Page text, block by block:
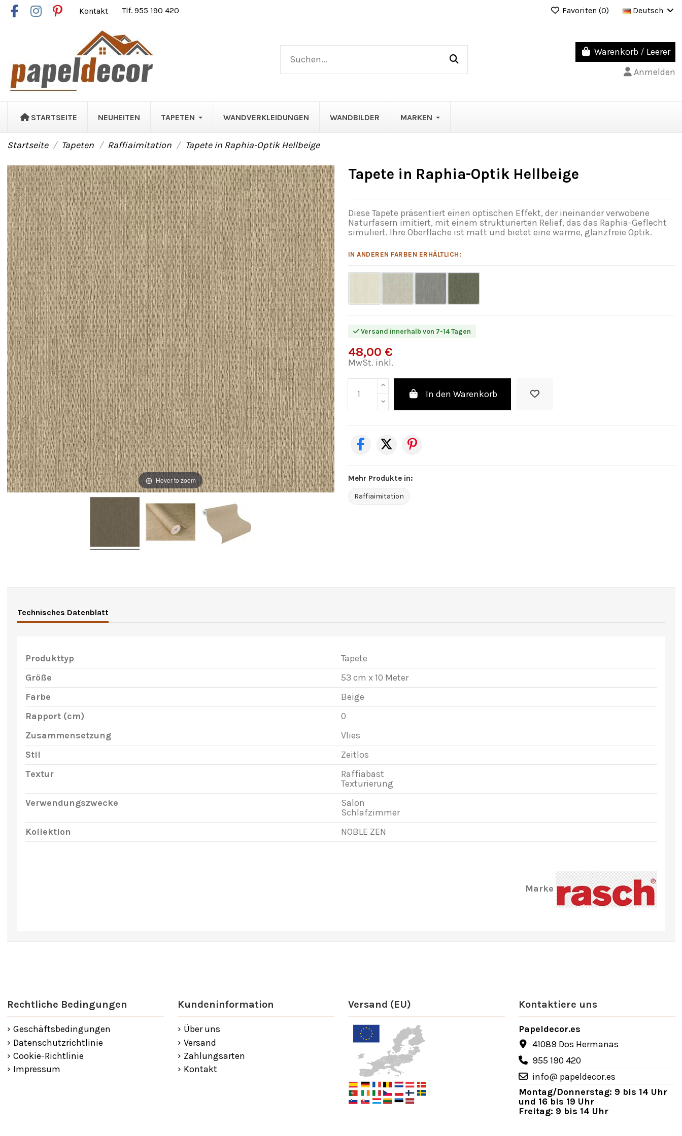
Kontakt Tlf. 955 190 420 Favoriten (0) Deutsch
Warenkorb / Leerer
Anmelden
STARTSEITE NEUHEITEN TAPETEN WANDVERKLEIDUNGEN WANDBILDER MARKEN
Startseite Tapeten Raffiaimitation Tapete in Raphia-Optik Hellbeige
Hover to zoom
Tapete in Raphia-Optik Hellbeige
Diese Tapete präsentiert einen optischen Effekt, der ineinander verwobene
Naturfasern imitiert, mit einem strukturierten Relief, das das Raphia-Geflecht
simuliert. Ihre Oberfläche ist matt und bietet eine warme, glanzfreie Optik.
IN ANDEREN FARBEN ERHÄLTLICH:
Versand innerhalb von 7-14 Tagen
48,00 €
MwSt. inkl.
In den Warenkorb
Mehr Produkte in:
Raffiaimitation
Technisches Datenblatt
Produkttyp
Tapete
Größe
53 cm x 10 Meter
Farbe
Beige
Rapport (cm)
0
Zusammensetzung
Vlies
Stil
Zeitlos
Textur
Raffiabast
Texturierung
Verwendungszwecke
Salon
Schlafzimmer
Kollektion
NOBLE ZEN
Marke
Rechtliche Bedingungen
Geschäftsbedingungen
Datenschutzrichtlinie
Cookie-Richtlinie
Impressum
Kundeninformation
Über uns
Versand
Zahlungsarten
Kontakt
Versand (EU) Kontaktiere uns
Papeldecor.es
41089 Dos Hermanas
955 190 420
info@ papeldecor.es
Montag/Donnerstag: 9 bis 14 Uhr
und 16 bis 19 Uhr
Freitag: 9 bis 14 Uhr